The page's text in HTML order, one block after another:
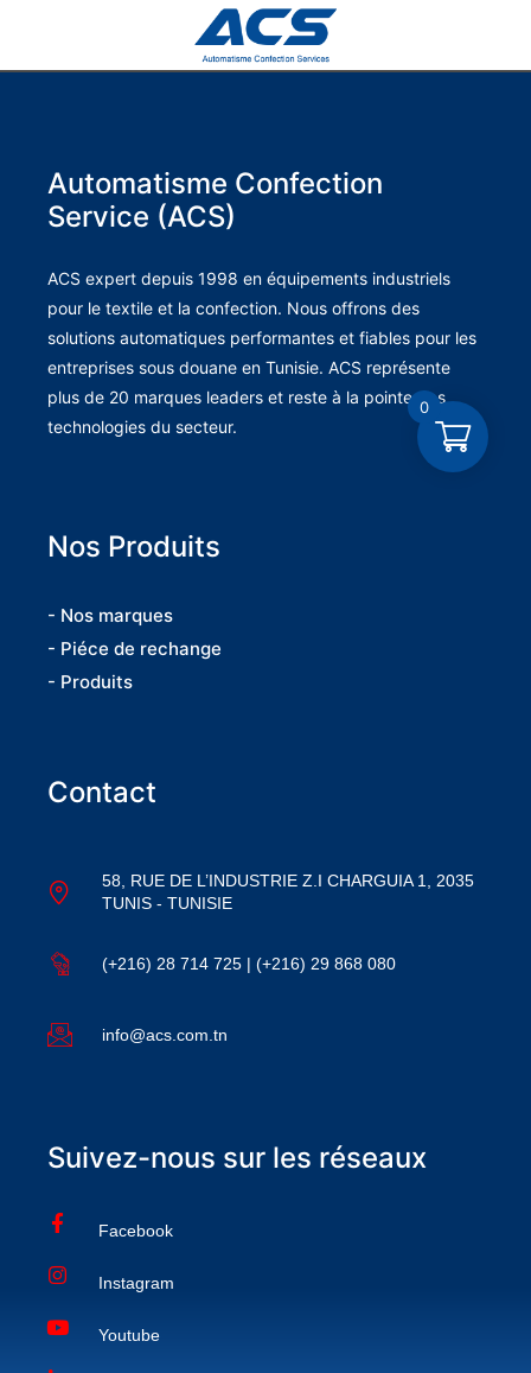
Automatisme Confection
Service (ACS)
ACS expert depuis 1998 en équipements industriels
pour le textile et la confection. Nous offrons des
solutions automatiques performantes et fiables pour les
entreprises sous douane en Tunisie. ACS représente
plus de 20 marques leaders et reste à la pointe des
technologies du secteur.
Nos Produits
- Nos marques
- Piéce de rechange
- Produits
Contact
58, RUE DE L’INDUSTRIE Z.I CHARGUIA 1, 2035
TUNIS - TUNISIE
(+216) 28 714 725 | (+216) 29 868 080
info@acs.com.tn
Suivez-nous sur les réseaux
Facebook
Instagram
Youtube
0